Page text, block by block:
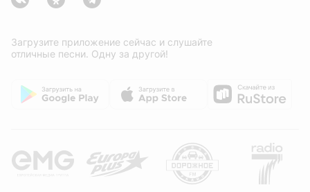
Загрузите приложение сейчас и слушайте
отличные песни. Одну за другой!